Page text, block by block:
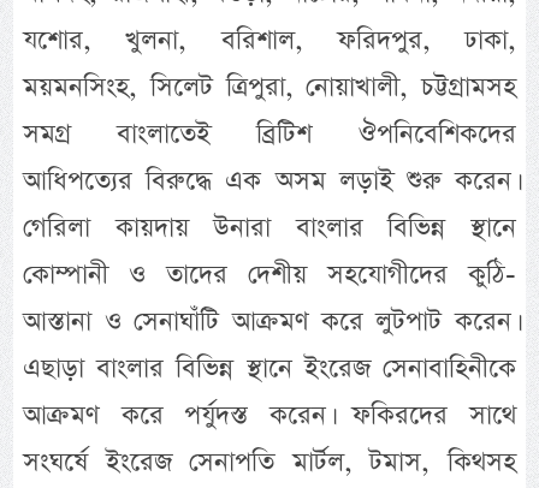
যশোর, খুলনা, বরিশাল, ফরিদপুর, ঢাকা,
ময়মনসিংহ, সিলেট ত্রিপুরা, নোয়াখালী, চট্টগ্রামসহ
সমগ্র বাংলাতেই ব্রিটিশ ঔপনিবেশিকদের
আধিপত্যের বিরুদ্ধে এক অসম লড়াই শুরু করেন।
গেরিলা কায়দায় উনারা বাংলার বিভিন্ন স্থানে
কোম্পানী ও তাদের দেশীয় সহযোগীদের কুঠি-
আস্তানা ও সেনাঘাঁটি আক্রমণ করে লুটপাট করেন।
এছাড়া বাংলার বিভিন্ন স্থানে ইংরেজ সেনাবাহিনীকে
আক্রমণ করে পর্যুদস্ত করেন। ফকিরদের সাথে
সংঘর্ষে ইংরেজ সেনাপতি মার্টল, টমাস, কিথসহ